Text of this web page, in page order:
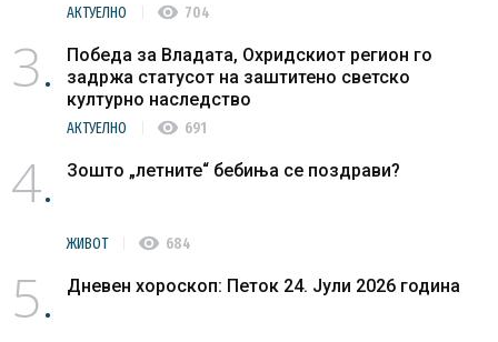
АКТУЕЛНО visibility 704
3
Победа за Владата, Охридскиот регион го
задржа статусот на заштитено светско
културно наследство
АКТУЕЛНО visibility 691
4 Зошто „летните“ бебиња се поздрави?
ЖИВОТ visibility 684
5 Дневен хороскоп: Петок 24. Јули 2026 година